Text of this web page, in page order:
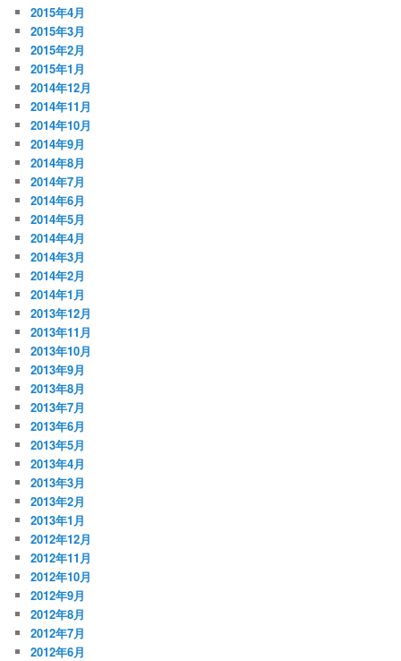
2015年4月
2015年3月
2015年2月
2015年1月
2014年12月
2014年11月
2014年10月
2014年9月
2014年8月
2014年7月
2014年6月
2014年5月
2014年4月
2014年3月
2014年2月
2014年1月
2013年12月
2013年11月
2013年10月
2013年9月
2013年8月
2013年7月
2013年6月
2013年5月
2013年4月
2013年3月
2013年2月
2013年1月
2012年12月
2012年11月
2012年10月
2012年9月
2012年8月
2012年7月
2012年6月